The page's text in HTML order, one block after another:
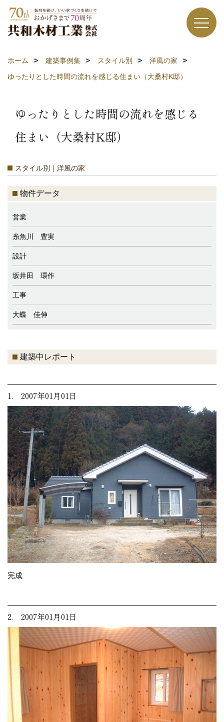
ホーム 建築事例集 スタイル別
洋風の家
ゆったりとした時間の流れを感じる住まい（大桑村K邸）
ゆったりとした時間の流れを感じる
住まい（大桑村K邸）
スタイル別｜洋風の家
物件データ
営業
糸魚川 豊実
設計
坂井田 環作
工事
大蝶 佳伸
建築中レポート
1. 2007年01月01日
完成
2. 2007年01月01日